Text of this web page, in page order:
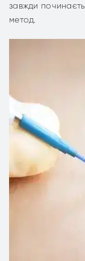
завжди
метод.